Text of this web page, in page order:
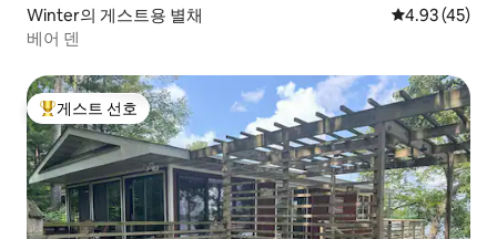
Winter의 게스트용 별채 평점 4.93점
4.93 (45)
베어 덴
상위 게스트 선호
게스트 선호